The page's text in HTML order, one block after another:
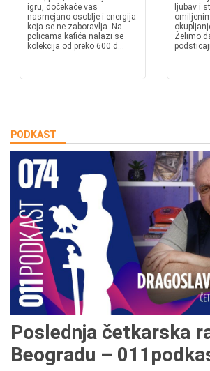
igru, dočekaće vas
nasmejano osoblje i energija
koja se ne zaboravlja. Na
policama kafića nalazi se
kolekcija od preko 600 d...
ljubav i
Želimo
PODKAST
Poslednja četkarska
Beogradu –